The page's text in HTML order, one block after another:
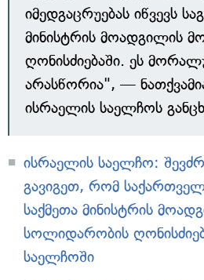
იმედგაცრუებას იწვევს
მინისტრის მოადგილის
ღონისძიებაში. ეს
არასწორია", —
ისრაელის საელჩოს
ისრაელის საელჩო:
გავიგეთ, რომ
საქმეთა მინისტრის
სოლიდარობის
საელჩოში